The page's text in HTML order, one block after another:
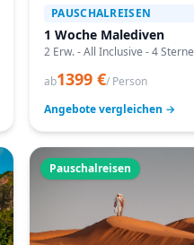
PAUSCHALREISEN
1 Woche Malediven
2 Erw. - All Inclusive - 4 Sterne
ab1399 €/ Person
Angebote vergleichen →
Pauschalreisen